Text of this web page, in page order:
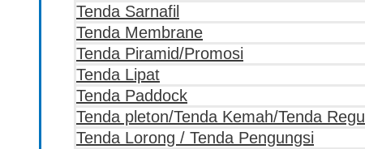
Tenda Sarnafil
Tenda Membrane
Tenda Piramid/Promosi
Tenda Lipat
Tenda Paddock
Tenda pleton/Tenda Kemah/Tenda Regu
Tenda Lorong / Tenda Pengungsi